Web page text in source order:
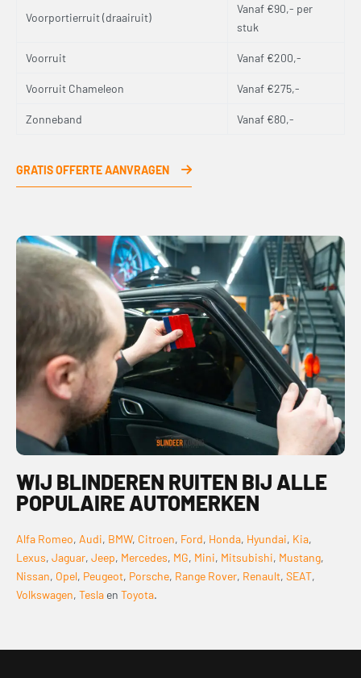
Voorportierruit (draairuit)
Vanaf €90,- per
stuk
Voorruit Vanaf €200,-
Voorruit Chameleon Vanaf €275,-
Zonneband Vanaf €80,-
GRATIS OFFERTE AANVRAGEN
WIJ BLINDEREN RUITEN BIJ ALLE
POPULAIRE AUTOMERKEN
Alfa Romeo, Audi, BMW, Citroen, Ford, Honda, Hyundai, Kia,
Lexus, Jaguar, Jeep, Mercedes, MG, Mini, Mitsubishi, Mustang,
Nissan, Opel, Peugeot, Porsche, Range Rover, Renault, SEAT,
Volkswagen, Tesla en Toyota.